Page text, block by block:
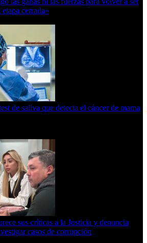
cerrada»
de saliva que detecta el cáncer de mama
sus críticas a la Justicia y denuncia
casos de corrupción